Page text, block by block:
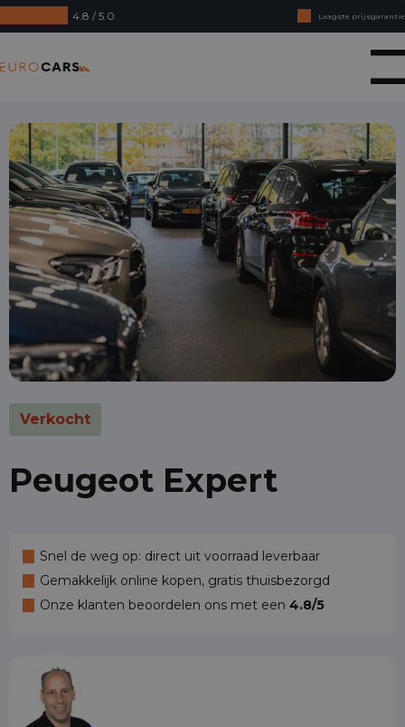
4.8 / 5.0
Laagste prijsgarantie
Online kopen, niet goed geld terug
Financial lease - Soepele acceptatie
Verkocht
Peugeot Expert
Snel de weg op: direct uit voorraad leverbaar
Gemakkelijk online kopen, gratis thuisbezorgd
Onze klanten beoordelen ons met een 4.8/5